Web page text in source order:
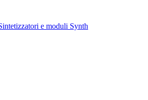
e moduli Synth